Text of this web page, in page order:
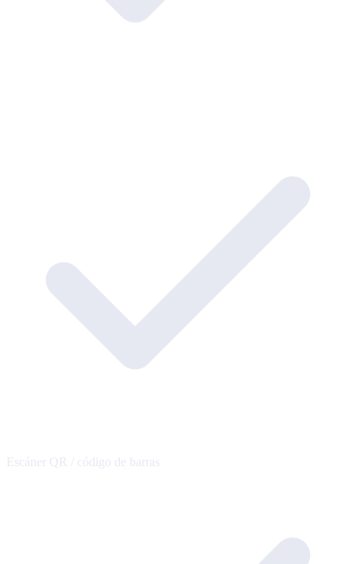
Escáner QR / código de barras